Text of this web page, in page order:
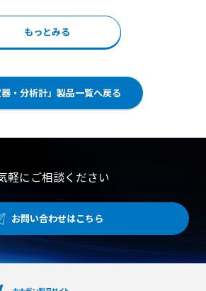
取得しています。 VPNとは異なりファイアウ
ート開放が不要で、現場のデバイス設定を変
く導入可能です。 さらに、さまざまなプロト
います。 【特徴】 ●ポート開放が
トワークのセキュリティを維持した簡単導
化と多要素認証をはじめ、第三者機関の安
得した高いセキュリティ水準 ●各種プロトコ
クラウド上でのデータ可視化および
もっとみる
器・分析計」製品一覧へ戻る
軽にご相談ください
お問い合わせはこちら